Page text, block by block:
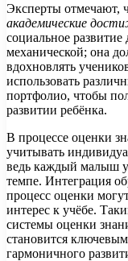
Эксперты отмечают,
академические
социальное
механической; она
вдохновлять
использовать
портфолио, чтобы
развитии ребёнка.
В процессе оценки
учитывать
ведь каждый малыш
темпе. Интеграция
процесс оценки
интерес к учёбе.
системы оценки
становится
гармоничного